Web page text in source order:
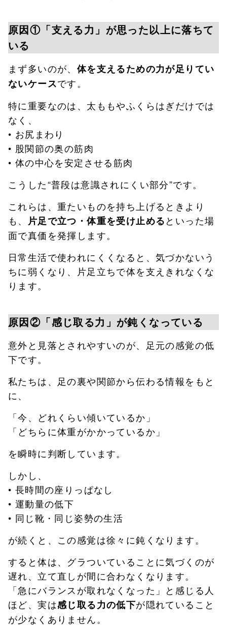
原因①「支える力」が思った以上に落ちて
いる
まず多いのが、 体を支えるための力が足りてい
ないケースです。
特に重要なのは、太ももやふくらはぎだけでは
なく、
• お尻まわり
• 股関節の奥の筋肉
• 体の中心を安定させる筋肉
こうした“普段は意識されにくい部分”です。
これらは、重たいものを持ち上げるときより
も、 片足で立つ・体重を受け止めるといった場
面で真価を発揮します。
日常生活で使われにくくなると、気づかないう
ちに弱くなり、片足立ちで体を支えきれなくな
ります。
原因②「感じ取る力」が鈍くなっている
意外と見落とされやすいのが、足元の感覚の低
下です。
私たちは、足の裏や関節から伝わる情報をもと
に、
「今、どれくらい傾いているか」
「どちらに体重がかかっているか」
を瞬時に判断しています。
しかし、
• 長時間の座りっぱなし
• 運動量の低下
• 同じ靴・同じ姿勢の生活
が続くと、この感覚は徐々に鈍くなります。
すると体は、グラついていることに気づくのが
遅れ、立て直しが間に合わなくなります。
「急にバランスが取れなくなった」と感じる人
ほど、実は感じ取る力の低下が隠れていること
が少なくありません。